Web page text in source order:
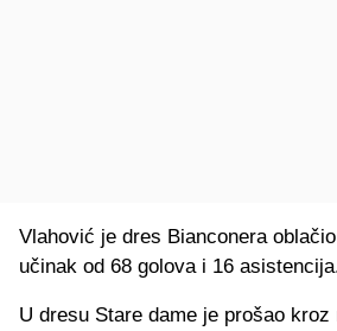
Vlahović je dres Bianconera
učinak od 68 golova i 16
U dresu Stare dame je prošao